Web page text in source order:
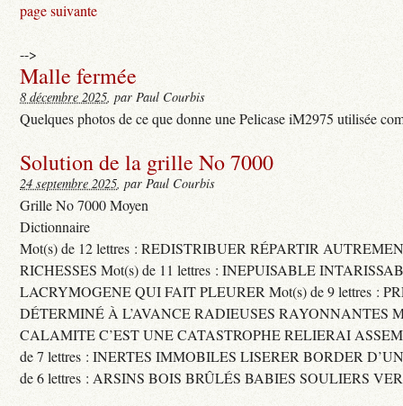
page suivante
-->
Malle fermée
8 décembre 2025, par Paul Courbis
Quelques photos de ce que donne une Pelicase iM2975 utilisée
Solution de la grille No 7000
24 septembre 2025, par Paul Courbis
Grille No 7000 Moyen
Dictionnaire
Mot(s) de 12 lettres : REDISTRIBUER RÉPARTIR
RICHESSES Mot(s) de 11 lettres : INEPUISABLE
LACRYMOGENE QUI FAIT PLEURER Mot(s) de 9 lettres :
DÉTERMINÉ À L’AVANCE RADIEUSES RAYONNANTES
CALAMITE C’EST UNE CATASTROPHE RELIERAI
de 7 lettres : INERTES IMMOBILES LISERER BORDER
de 6 lettres : ARSINS BOIS BRÛLÉS BABIES SOULIERS